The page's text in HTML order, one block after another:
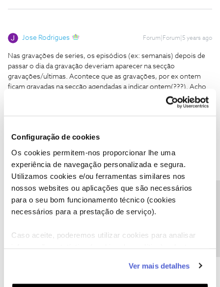
Configuração de cookies
Os cookies permitem-nos proporcionar lhe uma
experiência de navegação personalizada e segura.
Utilizamos cookies e/ou ferramentas similares nos
nossos websites ou aplicações que são necessários
para o seu bom funcionamento técnico (cookies
necessários para a prestação de serviço).
Caso aceite, poderemos utilizar cookies para analisar
funcionalidades (cookies de personalização e
funcionalidade) e adaptar anúncios aos seus interesses
Ver mais detalhes
Jose Rodrigues Forum|Forum|5 years ago
Nas gravações de series, os episódios (ex: semanais) depois de
passar o dia da gravação deveriam aparecer na secção
gravações/ultimas. Acontece que as gravações, por ex ontem
ficam gravadas na secção agendadas a indicar ontem(???). Acho
Bom dia, no caso das séries, os episódios agendados são
gravados e ficam disponíveis nas últimas gravações, mas, ao
mesmo tempo, são imediatamente incorpados na série que que
encontra gravada nas Séries, episódio 1,2,3,4 e por aí adiante, no
Pois, mas eu estou a falar de gravações “Agendadas” e aparecem